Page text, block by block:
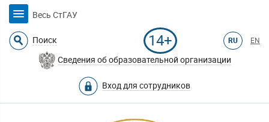
Весь СтГАУ
Поиск 14+ RU EN
Сведения об образовательной организации
Вход для сотрудников